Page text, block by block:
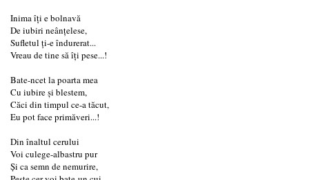
Inima îți e bolnavă
De iubiri neânțelese,
Sufletul ți-e îndurerat...
Vreau de tine să îți pese...!
Bate-ncet la poarta mea
Cu iubire și blestem,
Căci din timpul ce-a tăcut,
Eu pot face primăveri...!
Din înaltul cerului
Voi culege-albastru pur
Și ca semn de nemurire,